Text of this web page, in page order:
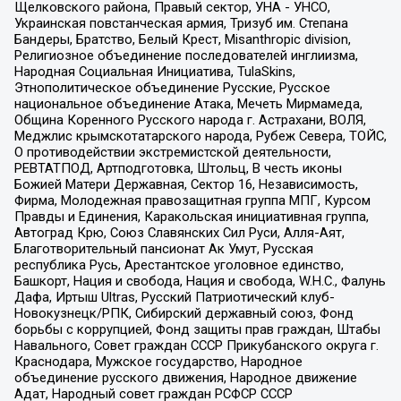
Щелковского района, Правый сектор, УНА - УНСО,
Украинская повстанческая армия, Тризуб им. Степана
Бандеры, Братство, Белый Крест, Misanthropic division,
Религиозное объединение последователей инглиизма,
Народная Социальная Инициатива, TulaSkins,
Этнополитическое объединение Русские, Русское
национальное объединение Атака, Мечеть Мирмамеда,
Община Коренного Русского народа г. Астрахани, ВОЛЯ,
Меджлис крымскотатарского народа, Рубеж Севера, ТОЙС,
О противодействии экстремистской деятельности,
РЕВТАТПОД, Артподготовка, Штольц, В честь иконы
Божией Матери Державная, Сектор 16, Независимость,
Фирма, Молодежная правозащитная группа МПГ, Курсом
Правды и Единения, Каракольская инициативная группа,
Автоград Крю, Союз Славянских Сил Руси, Алля-Аят,
Благотворительный пансионат Ак Умут, Русская
республика Русь, Арестантское уголовное единство,
Башкорт, Нация и свобода, Нация и свобода, W.H.С., Фалунь
Дафа, Иртыш Ultras, Русский Патриотический клуб-
Новокузнецк/РПК, Сибирский державный союз, Фонд
борьбы с коррупцией, Фонд защиты прав граждан, Штабы
Навального, Совет граждан СССР Прикубанского округа г.
Краснодара, Мужское государство, Народное
объединение русского движения, Народное движение
Адат, Народный совет граждан РСФСР СССР